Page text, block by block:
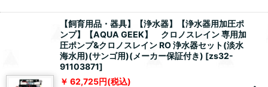
【飼育用品・器具】【浄水器】【浄水器用加圧ポ
ンプ】【AQUA GEEK】 クロノスレイン 専用加
圧ポンプ&クロノスレイン RO 浄水器セット(淡水
海水用)(サンゴ用)(メーカー保証付き) [zs32-
91103871]
62,725円(税込)